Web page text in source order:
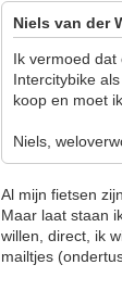
Niels van der
Ik vermoed dat
Intercitybike
koop en moet
Niels,
Al mijn fietsen
Maar laat staan
willen, direct, ik
mailtjes